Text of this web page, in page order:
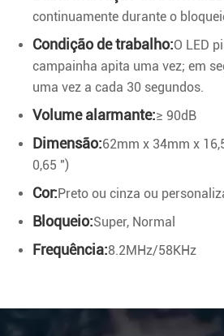
continuamente durante o
Condição de trabalho:O LED
campainha apita uma vez; em
uma vez a cada 30 segundos.
Volume alarmante:≥ 90dB
Dimensão:62mm x 34mm x
0,65 ")
Cor: Preto ou cinza ou
Bloqueio:Super, Normal
Frequência:8.2MHz/58KHz